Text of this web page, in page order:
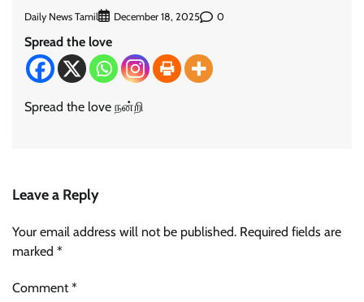
Daily News Tamil December 18, 2025 0
Spread the love
Spread the love நன்றி
Leave a Reply
Your email address will not be published. Required fields are
marked *
Comment*